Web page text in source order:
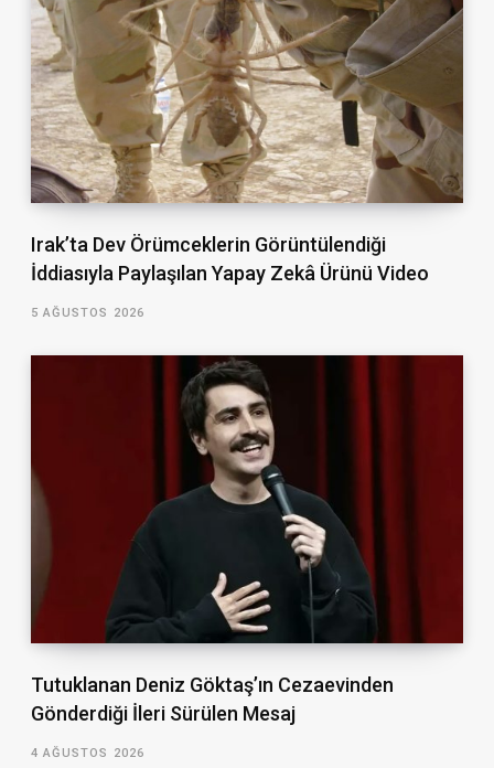
Irak’ta Dev Örümceklerin Görüntülendiği
İddiasıyla Paylaşılan Yapay Zekâ Ürünü Video
5 AĞUSTOS 2026
Tutuklanan Deniz Göktaş’ın Cezaevinden
Gönderdiği İleri Sürülen Mesaj
4 AĞUSTOS 2026